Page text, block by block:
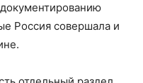
Россия совершала и